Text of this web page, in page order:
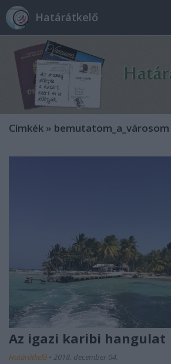
Határátkelő
Címkék » bemutatom_a_városom
Az igazi karibi hangulat
Határátkelő • 2018. december 04.